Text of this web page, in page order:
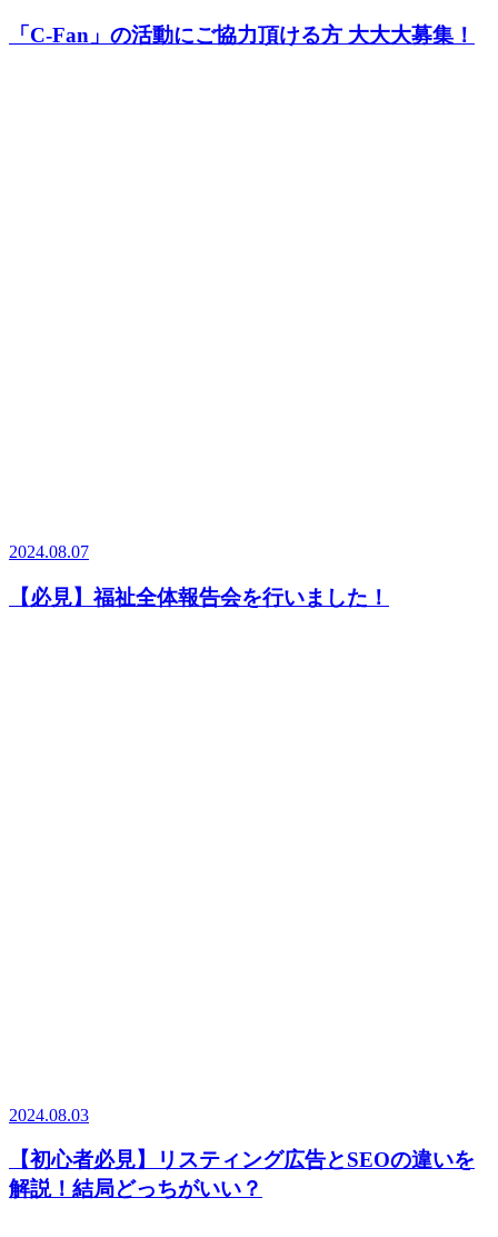
「C-Fan」の活動にご協力頂ける方 大大大募集！
2024.08.07
【必見】福祉全体報告会を行いました！
2024.08.03
【初心者必見】リスティング広告とSEOの違いを
解説！結局どっちがいい？